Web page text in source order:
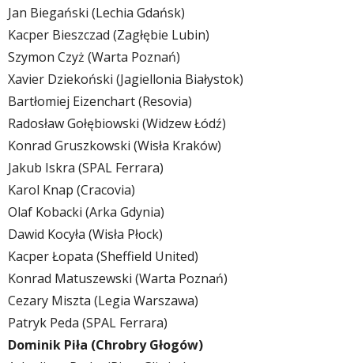
Jan Biegański (Lechia Gdańsk)
Kacper Bieszczad (Zagłębie Lubin)
Szymon Czyż (Warta Poznań)
Xavier Dziekoński (Jagiellonia Białystok)
Bartłomiej Eizenchart (Resovia)
Radosław Gołębiowski (Widzew Łódź)
Konrad Gruszkowski (Wisła Kraków)
Jakub Iskra (SPAL Ferrara)
Karol Knap (Cracovia)
Olaf Kobacki (Arka Gdynia)
Dawid Kocyła (Wisła Płock)
Kacper Łopata (Sheffield United)
Konrad Matuszewski (Warta Poznań)
Cezary Miszta (Legia Warszawa)
Patryk Peda (SPAL Ferrara)
Dominik Piła (Chrobry Głogów)